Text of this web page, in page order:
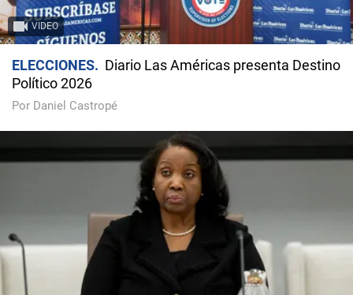
VIDEO
ELECCIONES
Diario Las Américas presenta Destino
Político 2026
Por Daniel Castropé